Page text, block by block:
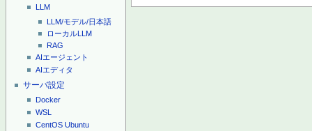
LLM
LLM/モデル/日本語
ローカルLLM
RAG
AIエージェント
AIエディタ
サーバ設定
Docker
WSL
CentOS Ubuntu